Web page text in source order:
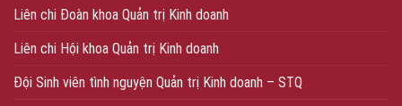
Liên chi Đoàn khoa Quản trị Kinh doanh
Liên chi Hội khoa Quản trị Kinh doanh
Đội Sinh viên tình nguyện Quản trị Kinh doanh – STQ